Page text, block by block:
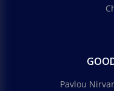
Pavlou